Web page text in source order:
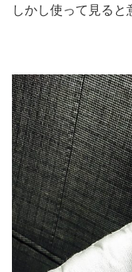
しかし使って見る